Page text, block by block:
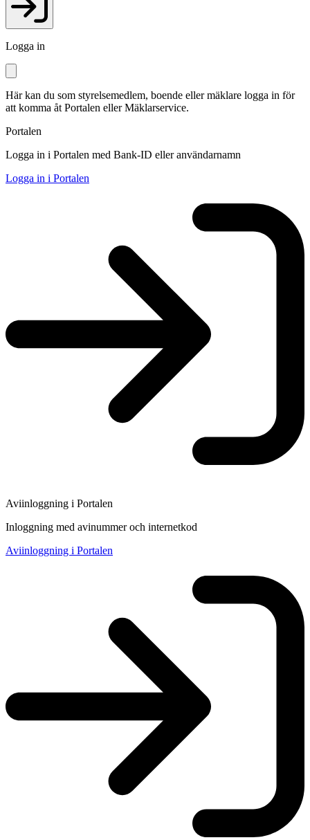
Logga in
Här kan du som styrelsemedlem, boende eller mäklare logga in för
att komma åt Portalen eller Mäklarservice.
Portalen
Logga in i Portalen med Bank-ID eller användarnamn
Logga in i Portalen
Aviinloggning i Portalen
Inloggning med avinummer och internetkod
Aviinloggning i Portalen